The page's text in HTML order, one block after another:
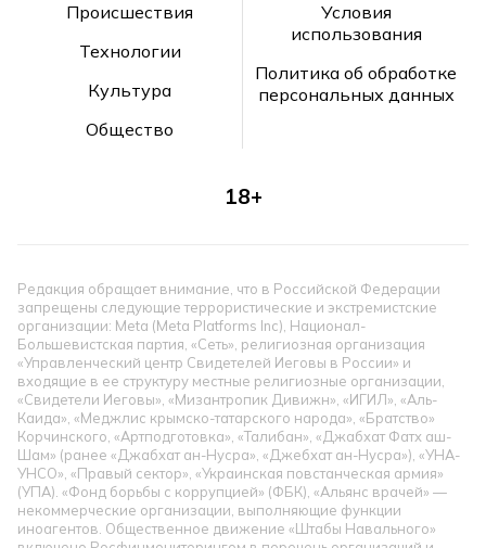
Происшествия
Технологии
Культура
Общество
Условия
использования
Политика об обработке
персональных данных
18+
Редакция обращает внимание, что в Российской Федерации
запрещены следующие террористические и экстремистские
организации: Meta (Meta Platforms Inc), Национал-
Большевистская партия, «Сеть», религиозная организация
«Управленческий центр Свидетелей Иеговы в России» и
входящие в ее структуру местные религиозные организации,
«Свидетели Иеговы», «Мизантропик Дивижн», «ИГИЛ», «Аль-
Каида», «Меджлис крымско-татарского народа», «Братство»
Корчинского, «Артподготовка», «Талибан», «Джабхат Фатх аш-
Шам» (ранее «Джабхат ан-Нусра», «Джебхат ан-Нусра»), «УНА-
УНСО», «Правый сектор», «Украинская повстанческая армия»
(УПА). «Фонд борьбы с коррупцией» (ФБК), «Альянс врачей» —
некоммерческие организации, выполняющие функции
иноагентов. Общественное движение «Штабы Навального»